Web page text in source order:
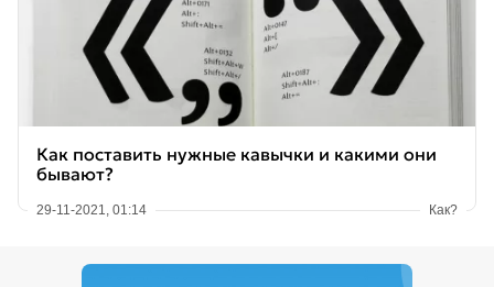
Как поставить нужные кавычки и какими они
бывают?
29-11-2021, 01:14 Как?